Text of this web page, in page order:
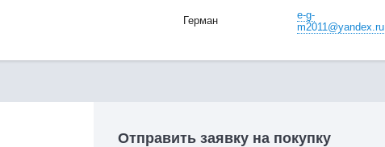
Герман
e-g-
m2011@yandex.ru
Отправить заявку на покупку